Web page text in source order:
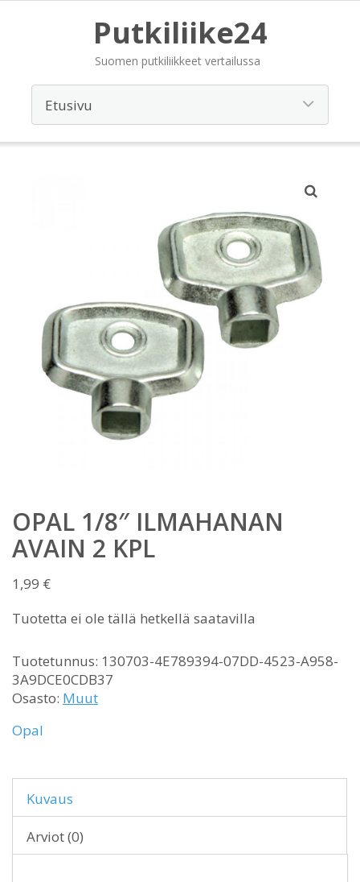
Putkiliike24
Suomen putkiliikkeet vertailussa
OPAL 1/8″ ILMAHANAN
AVAIN 2 KPL
1,99 €
Tuotetta ei ole tällä hetkellä saatavilla
Tuotetunnus: 130703-4E789394-07DD-4523-A958-
3A9DCE0CDB37
Osasto: Muut
Opal
Kuvaus
Arviot (0)